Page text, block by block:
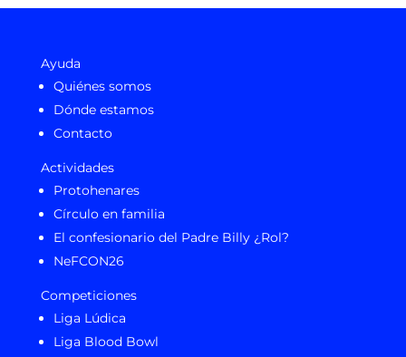
Ayuda
Quiénes somos
Dónde estamos
Contacto
Actividades
Protohenares
Círculo en familia
El confesionario del Padre Billy ¿Rol?
NeFCON26
Competiciones
Liga Lúdica
Liga Blood Bowl